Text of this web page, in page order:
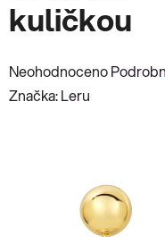
kuličkou
Průměrné
hodnocení
Neohodnoceno
Značka:Leru